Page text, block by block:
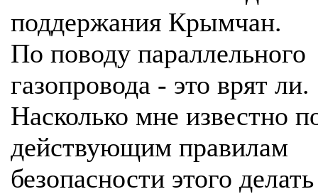
поддержания Крымчан.
По поводу параллельного
газопровода - это врят ли.
Насколько мне известно
действующим правилам
безопасности этого